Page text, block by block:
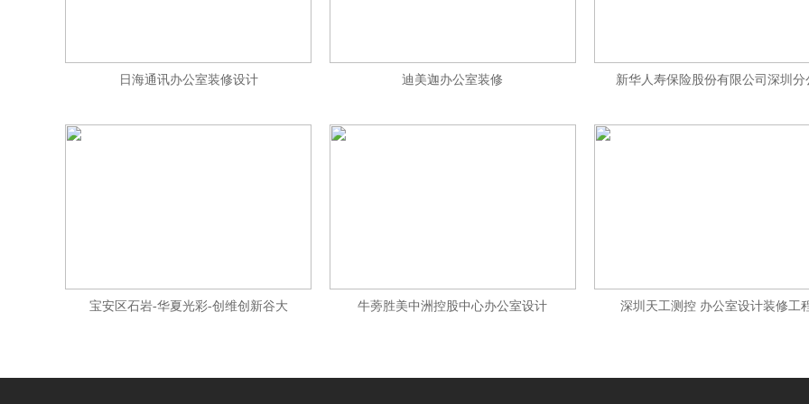
日海通讯办公室装修设计 迪美迦办公室装修 新华人寿保险股份有限公司深圳分
宝安区石岩-华夏光彩-创维创新谷大 牛蒡胜美中洲控股中心办公室设计 深圳天工测控 办公室设计装修工